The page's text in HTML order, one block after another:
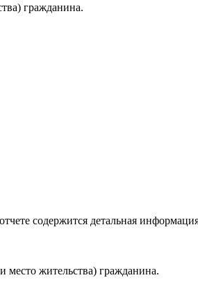
гражданина.
содержится детальная
место жительства) гражданина.